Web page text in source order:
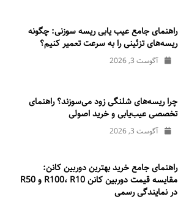
راهنمای جامع عیب یابی ریسه سوزنی: چگونه
ریسه‌های تزئینی را به سرعت تعمیر کنیم؟
آگوست 3, 2026
چرا ریسه‌های شلنگی زود می‌سوزند؟ راهنمای
تخصصی عیب‌یابی و خرید اصولی
آگوست 3, 2026
راهنمای جامع خرید بهترین دوربین کانن:
مقایسه قیمت دوربین کانن R100، R10 و R50
در نمایندگی رسمی